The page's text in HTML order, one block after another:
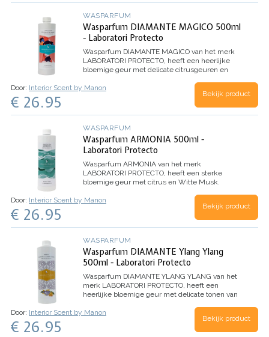
WASPARFUM
Wasparfum DIAMANTE MAGICO 500ml
- Laboratori Protecto
Wasparfum DIAMANTE MAGICO van het merk
LABORATORI PROTECTO, heeft een heerlijke
bloemige geur met delicate citrusgeuren en
wasparfum, evolueert het parfum beter en
Inhoud 500ml
Door: Interior Scent by Manon
€ 26.95 Bekijk product
WASPARFUM
Wasparfum ARMONIA 500ml -
Laboratori Protecto
Wasparfum ARMONIA van het merk
LABORATORI PROTECTO, heeft een sterke
bloemige geur met citrus en Witte Musk.
evolueert het parfum beter en behoudt het de
Inhoud 500ml (voor 100
Door: Interior Scent by Manon
€ 26.95 Bekijk product
WASPARFUM
Wasparfum DIAMANTE Ylang Ylang
500ml - Laboratori Protecto
Wasparfum DIAMANTE YLANG YLANG van het
merk LABORATORI PROTECTO, heeft een
heerlijke bloemige geur met delicate tonen van
Dennen
HART: Jasmijn, Lelie, Roos
Inhoud 500ml
Door: Interior Scent by Manon
€ 26.95 Bekijk product